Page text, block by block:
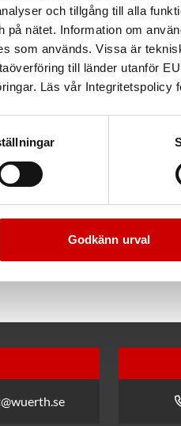
och tillgång till alla
på nätet. Information om
som används. Vissa är
till länder utanför
Läs vår Integritetspolicy
Godkänn urval